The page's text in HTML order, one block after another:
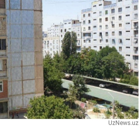
UzNews.uz